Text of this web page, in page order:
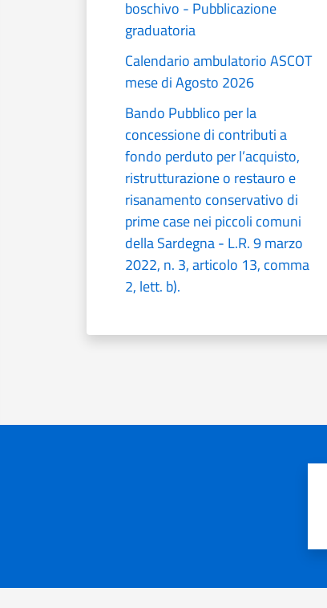
boschivo - Pubblicazione
graduatoria
Calendario ambulatorio ASCOT
mese di Agosto 2026
Bando Pubblico per la
concessione di contributi a
fondo perduto per l’acquisto,
ristrutturazione o restauro e
risanamento conservativo di
prime case nei piccoli comuni
della Sardegna - L.R. 9 marzo
2022, n. 3, articolo 13, comma
2, lett. b).